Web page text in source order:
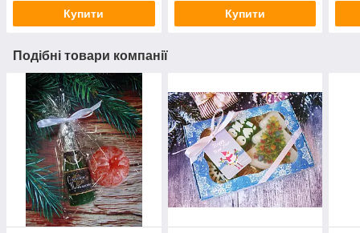
Купити Купити
Подібні товари компанії